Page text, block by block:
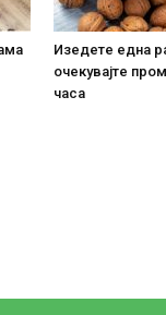
Изедете една
очекувајте
часа